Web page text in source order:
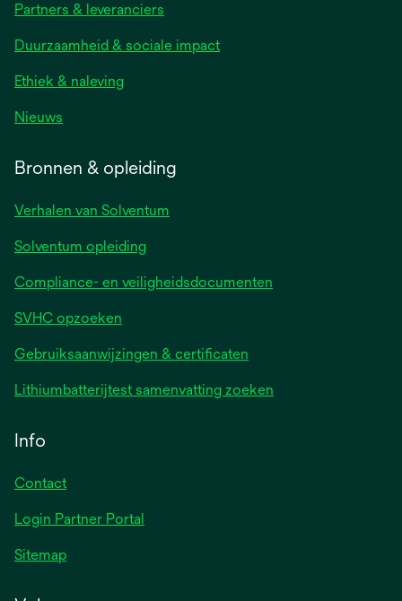
Partners & leveranciers
Duurzaamheid & sociale impact
Ethiek & naleving
Nieuws
Bronnen & opleiding
Verhalen van Solventum
Solventum opleiding
Compliance- en veiligheidsdocumenten
SVHC opzoeken
Gebruiksaanwijzingen & certificaten
Lithiumbatterijtest samenvatting zoeken
Info
Contact
Login Partner Portal
Sitemap